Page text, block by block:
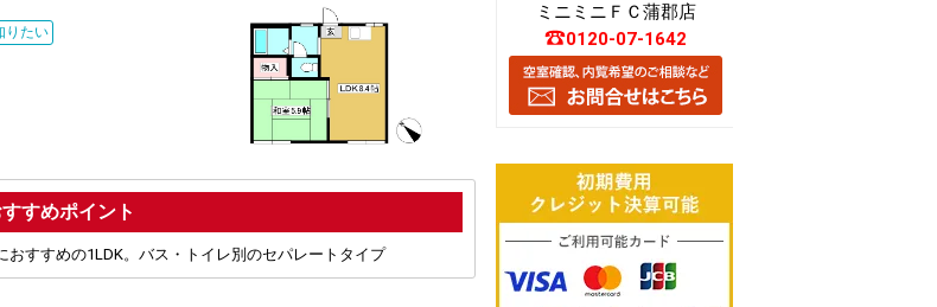
りたい
ポイント
すすめの1LDK。バス・トイレ別のセパレートタイプ
ミニミニＦＣ蒲郡店
0120-07-1642